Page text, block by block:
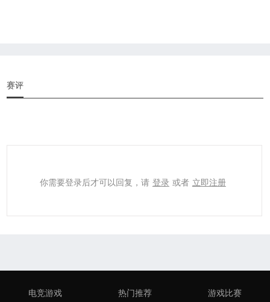
赛评
你需要登录后才可以回复，请 登录 或者 立即注册
电竞游戏 热门推荐 游戏比赛